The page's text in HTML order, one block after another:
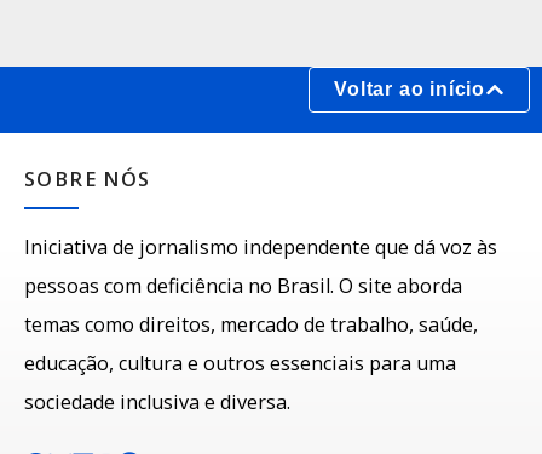
Voltar ao início
SOBRE NÓS
Iniciativa de jornalismo independente que dá voz às
pessoas com deficiência no Brasil. O site aborda
temas como direitos, mercado de trabalho, saúde,
educação, cultura e outros essenciais para uma
sociedade inclusiva e diversa.